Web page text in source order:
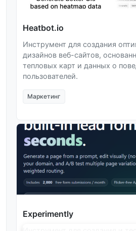
Heatbot.io
Инструмент для создания
дизайнов веб-сайтов,
тепловых карт и данных о
пользователей.
Маркетинг
Experimently